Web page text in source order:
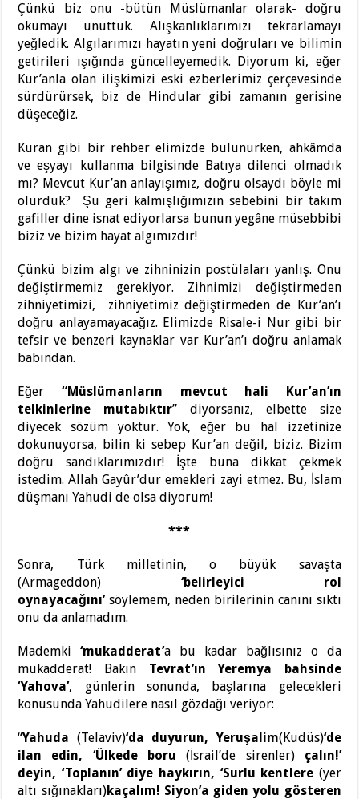
Çünkü biz onu -bütün Müslümanlar olarak- doğru
okumayı unuttuk. Alışkanlıklarımızı tekrarlamayı
yeğledik. Algılarımızı hayatın yeni doğruları ve bilimin
getirileri ışığında güncelleyemedik. Diyorum ki, eğer
Kur’anla olan ilişkimizi eski ezberlerimiz çerçevesinde
sürdürürsek, biz de Hindular gibi zamanın gerisine
düşeceğiz.
Kuran gibi bir rehber elimizde bulunurken, ahkâmda
ve eşyayı kullanma bilgisinde Batıya dilenci olmadık
mı? Mevcut Kur’an anlayışımız, doğru olsaydı böyle mi
olurduk? Şu geri kalmışlığımızın sebebini bir takım
gafiller dine isnat ediyorlarsa bunun yegâne müsebbibi
biziz ve bizim hayat algımızdır!
Çünkü bizim algı ve zihninizin postülaları yanlış. Onu
değiştirmemiz gerekiyor. Zihnimizi değiştirmeden
zihniyetimizi, zihniyetimiz değiştirmeden de Kur’an’ı
doğru anlayamayacağız. Elimizde Risale-i Nur gibi bir
tefsir ve benzeri kaynaklar var Kur’an’ı doğru anlamak
babından.
Eğer “Müslümanların mevcut hali Kur’an’ın
telkinlerine mutabıktır” diyorsanız, elbette size
diyecek sözüm yoktur. Yok, eğer bu hal izzetinize
dokunuyorsa, bilin ki sebep Kur’an değil, biziz. Bizim
doğru sandıklarımızdır! İşte buna dikkat çekmek
istedim. Allah Gayûr’dur emekleri zayi etmez. Bu, İslam
düşmanı Yahudi de olsa diyorum!
***
Sonra, Türk milletinin, o büyük savaşta
(Armageddon) ‘belirleyici rol
oynayacağını’söylemem, neden birilerinin canını sıktı
onu da anlamadım.
Mademki‘mukadderat’a bu kadar bağlısınız o da
mukadderat! Bakın Tevrat’ın Yeremya bahsinde
‘Yahova’, günlerin sonunda, başlarına gelecekleri
konusunda Yahudilere nasıl gözdağı veriyor:
“Yahuda (Telaviv)‘da duyurun, Yeruşalim(Kudüs)‘de
ilan edin, ‘Ülkede boru(İsrail’de sirenler) çalın!’
deyin, ‘Toplanın’ diye haykırın, ‘Surlu kentlere (yer
altı sığınakları)kaçalım! Siyon’a giden yolu gösteren